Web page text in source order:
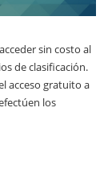
sin costo al
de clasificación.
acceso gratuito a
los